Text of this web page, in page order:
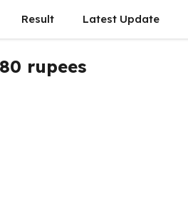
Result Latest Update
rupees